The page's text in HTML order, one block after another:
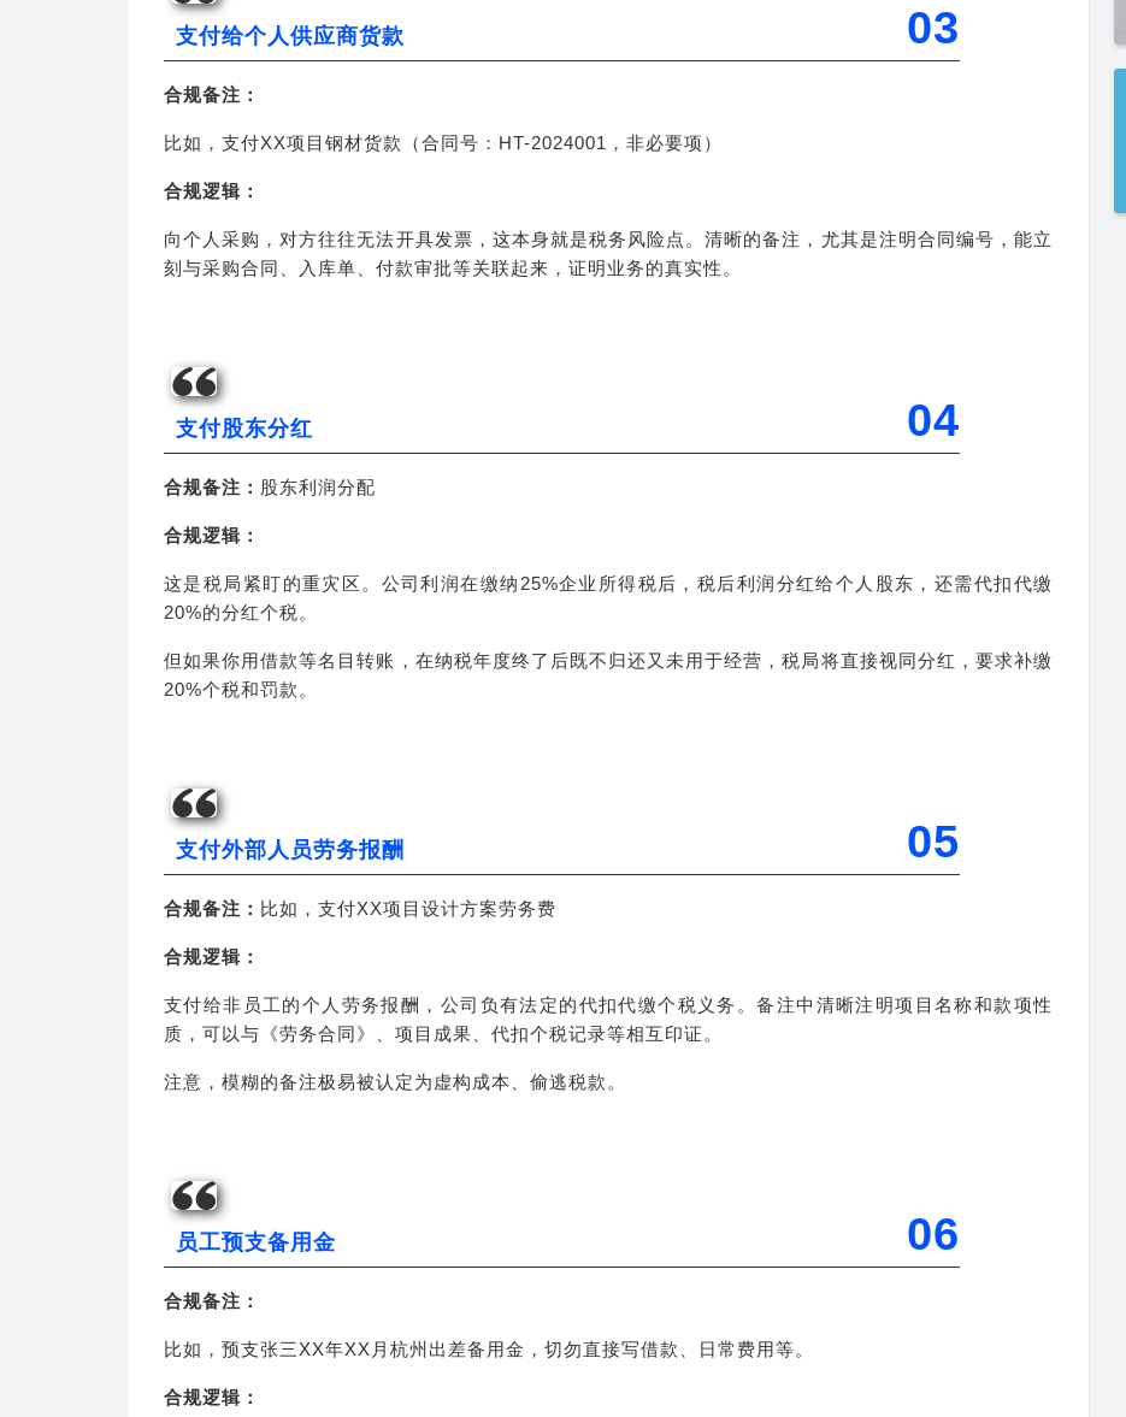
支付给个人供应商货款 03
合规备注：
比如，支付XX项目钢材货款（合同号：HT-2024001，非必要项）
合规逻辑：
向个人采购，对方往往无法开具发票，这本身就是税务风险点。清晰的备注，尤其是注明合同编号，能立
刻与采购合同、入库单、付款审批等关联起来，证明业务的真实性。
支付股东分红 04
合规备注： 股东利润分配
合规逻辑：
这是税局紧盯的重灾区。公司利润在缴纳25%企业所得税后，税后利润分红给个人股东，还需代扣代缴
20%的分红个税。
但如果你用借款等名目转账，在纳税年度终了后既不归还又未用于经营，税局将直接视同分红，要求补缴
20%个税和罚款。
支付外部人员劳务报酬 05
合规备注： 比如，支付XX项目设计方案劳务费
合规逻辑：
支付给非员工的个人劳务报酬，公司负有法定的代扣代缴个税义务。备注中清晰注明项目名称和款项性
质，可以与《劳务合同》、项目成果、代扣个税记录等相互印证。
注意，模糊的备注极易被认定为虚构成本、偷逃税款。
员工预支备用金 06
合规备注：
比如，预支张三XX年XX月杭州出差备用金，切勿直接写借款、日常费用等。
合规逻辑：